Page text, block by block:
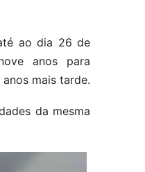
ao dia 26 de
anos para
mais tarde.
da mesma